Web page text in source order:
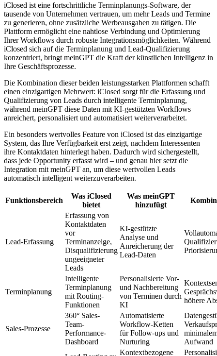
iClosed ist eine fortschrittliche Terminplanungs-Software, der
tausende von Unternehmen vertrauen, um mehr Leads und Termine
zu generieren, ohne zusätzliche Werbeausgaben zu tätigen. Die
Plattform ermöglicht eine nahtlose Verbindung und Optimierung
Ihrer Workflows durch robuste Integrationsmöglichkeiten. Während
iClosed sich auf die Terminplanung und Lead-Qualifizierung
konzentriert, bringt meinGPT die Kraft der künstlichen Intelligenz in
Ihre Geschäftsprozesse.
Die Kombination dieser beiden leistungsstarken Plattformen schafft
einen einzigartigen Mehrwert: iClosed sorgt für die Erfassung und
Qualifizierung von Leads durch intelligente Terminplanung,
während meinGPT diese Daten mit KI-gestützten Workflows
anreichert, personalisiert und automatisiert weiterverarbeitet.
Ein besonders wertvolles Feature von iClosed ist das einzigartige
System, das Ihre Verfügbarkeit erst zeigt, nachdem Interessenten
ihre Kontaktdaten hinterlegt haben. Dadurch wird sichergestellt,
dass jede Opportunity erfasst wird – und genau hier setzt die
Integration mit meinGPT an, um diese wertvollen Leads
automatisch intelligent weiterzuverarbeiten.
Funktionsbereich
Was iClosed
bietet
Was meinGPT
hinzufügt
Lead-Erfassung
Erfassung von
Kontaktdaten
vor
Terminanzeige,
Disqualifizierung
ungeeigneter
Leads
KI-gestützte
Analyse und
Anreicherung der
Lead-Daten
Terminplanung
Intelligente
Terminplanung
mit Routing-
Funktionen
Personalisierte Vor-
und Nachbereitung
von Terminen durch
KI
höhere
Sales-Prozesse
360° Sales-
Team-
Performance-
Dashboard
Automatisierte
Workflow-Ketten
für Follow-ups und
Nurturing
Aufwand
Kontextbezogene